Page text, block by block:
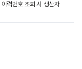
력번호 조회 시 생산자